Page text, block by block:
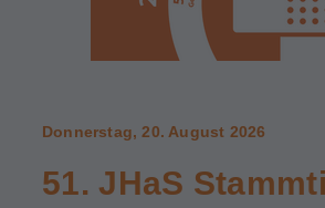
Donnerstag, 20. August 2026
51. JHaS